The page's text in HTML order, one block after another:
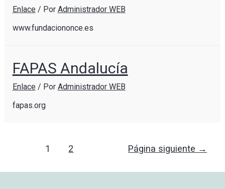
Enlace/ Por Administrador WEB
www.fundaciononce.es
FAPAS Andalucía
Enlace/ Por Administrador WEB
fapas.org
1 2 Página siguiente →